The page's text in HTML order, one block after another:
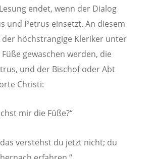
endet, wenn der Dialog
und Petrus einsetzt. An diesem
höchstrangige Kleriker unter
gewaschen werden, die
und der Bischof oder Abt
Christi:
mir die Füße?“
verstehst du jetzt nicht; du